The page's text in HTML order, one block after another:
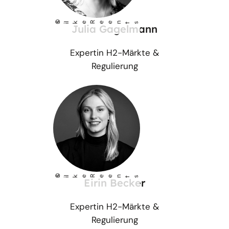
©
S i lke Reents
Julia Gagelmann
Expertin H2-Märkte &
Regulierung
©
S i lke Reents
Eirin Becker
Expertin H2-Märkte &
Regulierung